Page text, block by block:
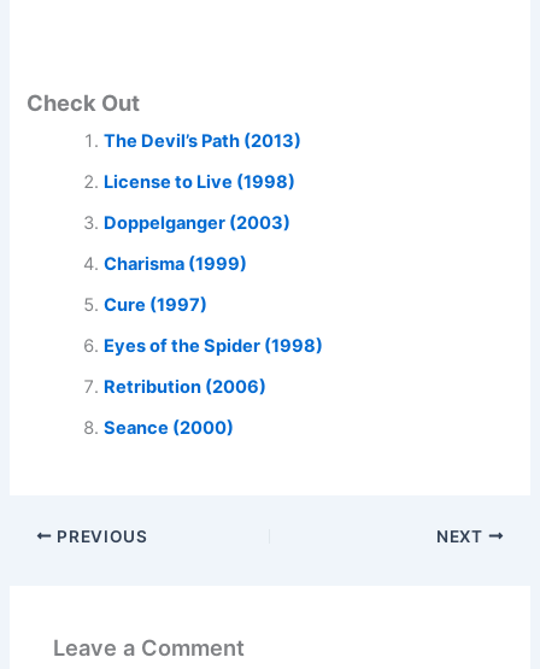
Check Out
The Devil’s Path (2013)
License to Live (1998)
Doppelganger (2003)
Charisma (1999)
Cure (1997)
Eyes of the Spider (1998)
Retribution (2006)
Seance (2000)
PREVIOUS NEXT
Leave a Comment